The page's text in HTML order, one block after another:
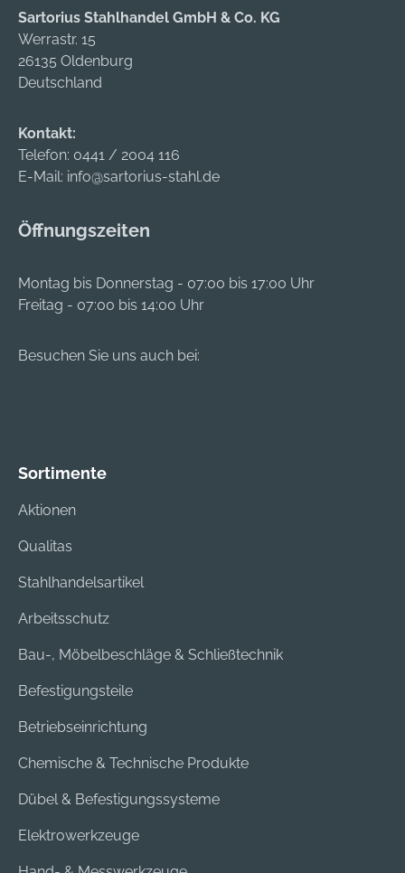
+4964289320,
Sartorius Stahlhandel GmbH & Co. KG
Werrastr. 15
26135 Oldenburg
Deutschland
Kontakt:
Telefon: 0441 / 2004 116
E-Mail: info@sartorius-stahl.de
Öffnungszeiten
Montag bis Donnerstag - 07:00 bis 17:00 Uhr
Freitag - 07:00 bis 14:00 Uhr
Besuchen Sie uns auch bei:
Sortimente
Aktionen
Qualitas
Stahlhandelsartikel
Arbeitsschutz
Bau-, Möbelbeschläge & Schließtechnik
Befestigungsteile
Betriebseinrichtung
Chemische & Technische Produkte
Dübel & Befestigungssysteme
Elektrowerkzeuge